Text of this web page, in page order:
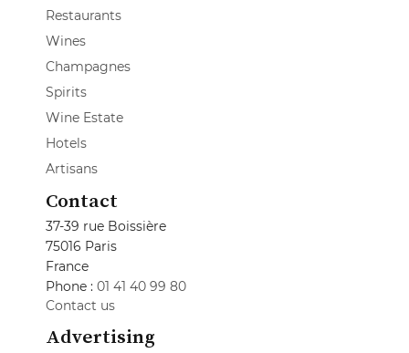
Restaurants
Wines
Champagnes
Spirits
Wine Estate
Hotels
Artisans
Contact
37-39 rue Boissière
75016 Paris
France
Phone : 01 41 40 99 80
Contact us
Advertising